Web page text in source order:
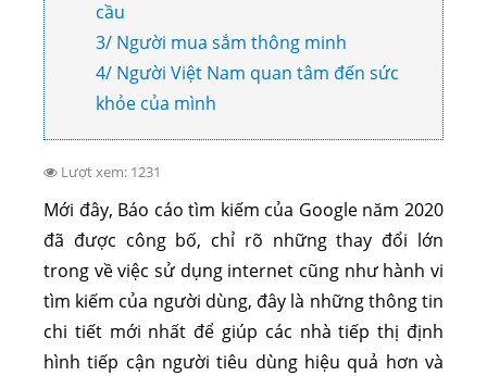
cầu
3/ Người mua sắm thông minh
4/ Người Việt Nam quan tâm đến sức
khỏe của mình
Lượt xem: 1231
Mới đây, Báo cáo tìm kiếm của Google năm 2020
đã được công bố, chỉ rõ những thay đổi lớn
trong về việc sử dụng internet cũng như hành vi
tìm kiếm của người dùng, đây là những thông tin
chi tiết mới nhất để giúp các nhà tiếp thị định
hình tiếp cận người tiêu dùng hiệu quả hơn và